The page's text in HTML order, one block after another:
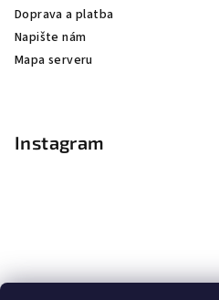
Doprava a platba
Napište nám
Mapa serveru
Instagram